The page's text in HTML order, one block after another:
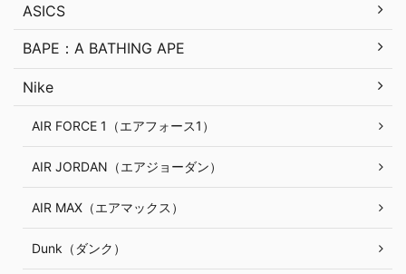
ASICS
BAPE：A BATHING APE
Nike
AIR FORCE 1（エアフォース1）
AIR JORDAN（エアジョーダン）
AIR MAX（エアマックス）
Dunk（ダンク）